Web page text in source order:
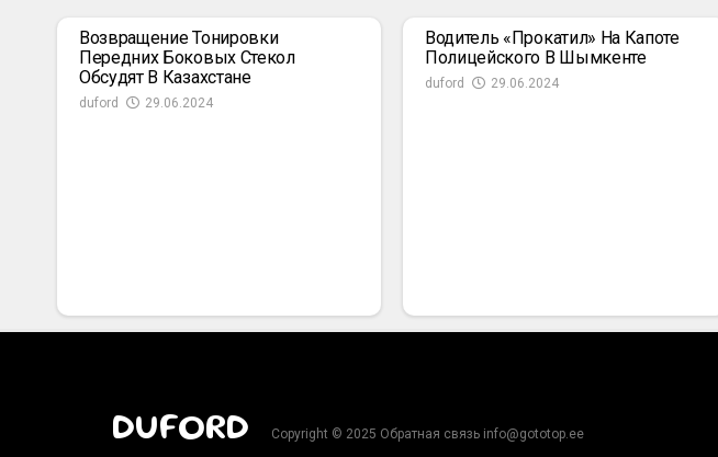
Возвращение Тонировки
Передних Боковых Стекол
Обсудят В Казахстане
duford 29.06.2024
Водитель «прокатил» На Капоте
Полицейского В Шымкенте
duford 29.06.2024
DUFORD Copyright © 2025 Обратная связь info@gototop.ee